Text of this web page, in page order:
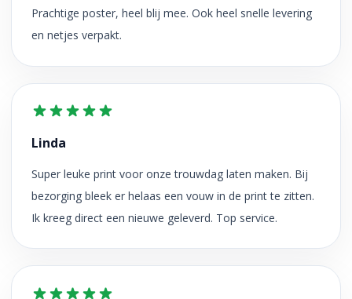
Prachtige poster, heel blij mee. Ook heel snelle levering
en netjes verpakt.
Linda
Super leuke print voor onze trouwdag laten maken. Bij
bezorging bleek er helaas een vouw in de print te zitten.
Ik kreeg direct een nieuwe geleverd. Top service.